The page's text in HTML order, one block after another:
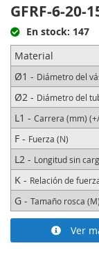
GFRF-6-20-
En stock: 147
Material
Ø1 - Diámetro del
Ø2 - Diámetro del
L1 - Carrera (mm)
F - Fuerza (N)
L2 - Longitud sin
K - Relación de
G - Tamaño rosca (M)
Ver